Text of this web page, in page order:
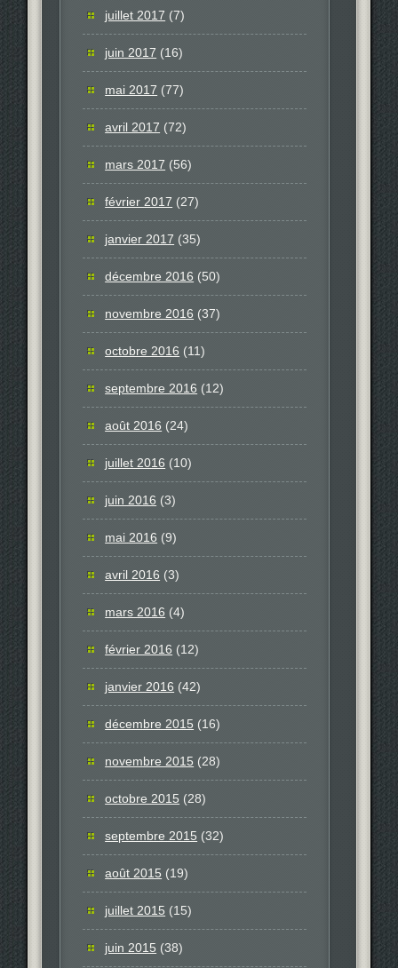
juillet 2017 (7)
juin 2017 (16)
mai 2017 (77)
avril 2017 (72)
mars 2017 (56)
février 2017 (27)
janvier 2017 (35)
décembre 2016 (50)
novembre 2016 (37)
octobre 2016 (11)
septembre 2016 (12)
août 2016 (24)
juillet 2016 (10)
juin 2016 (3)
mai 2016 (9)
avril 2016 (3)
mars 2016 (4)
février 2016 (12)
janvier 2016 (42)
décembre 2015 (16)
novembre 2015 (28)
octobre 2015 (28)
septembre 2015 (32)
août 2015 (19)
juillet 2015 (15)
juin 2015 (38)